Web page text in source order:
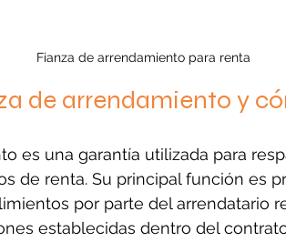
Fianza de arrendamiento para renta
de arrendamiento y
es una garantía utilizada para
de renta. Su principal función es
por parte del arrendatario
establecidas dentro del